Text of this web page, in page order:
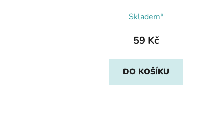
Skladem*
59 Kč
DO KOŠÍKU